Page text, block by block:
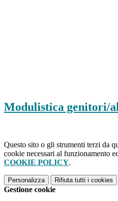
Modulistica genitori/
Questo sito o gli strumenti terzi da
cookie necessari al funzionamento
COOKIE POLICY.
Personalizza Rifiuta tutti i cookies
Gestione cookie